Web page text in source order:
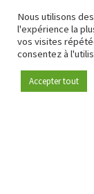
Devenez
Nous utilisons
l'expérience la
vos visites
consentez à
Accepter tout